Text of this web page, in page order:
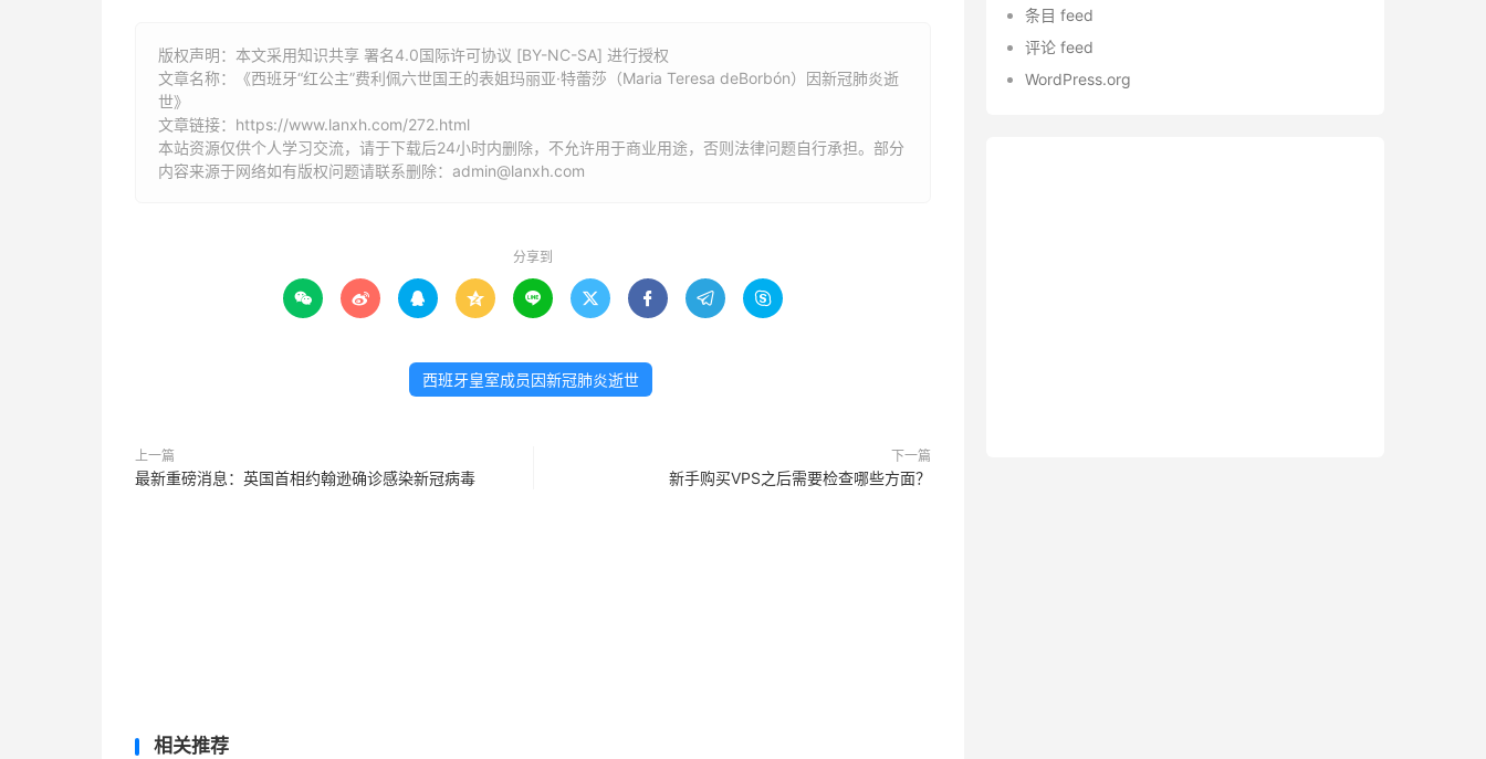
版权声明：本文采用知识共享 署名4.0国际许可协议 [BY-NC-SA] 进行授权
文章名称：《西班牙“红公主”费利佩六世国王的表姐玛丽亚·特蕾莎（Maria Teresa deBorbón）因新冠肺炎逝
世》
文章链接： https://www.lanxh.com/272.html
本站资源仅供个人学习交流，请于下载后24小时内删除，不允许用于商业用途，否则法律问题自行承担。部分
内容来源于网络如有版权问题请联系删除：admin@lanxh.com
分享到
        
西班牙皇室成员因新冠肺炎逝世
上一篇
最新重磅消息：英国首相约翰逊确诊感染新冠病毒
下一篇
新手购买VPS之后需要检查哪些方面？
相关推荐
条目 feed
评论 feed
WordPress.org